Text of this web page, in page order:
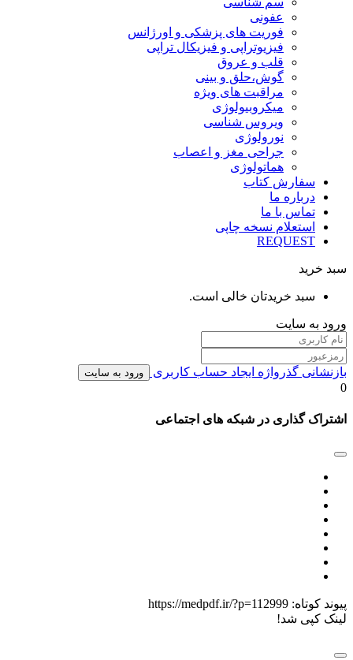
عفونی
فوریت های پزشکی و اورژانس
فیزیوتراپی و فیزیکال تراپی
قلب و عروق
گوش،حلق و بینی
مراقبت های ویژه
میکروبیولوژی
ویروس شناسی
نورولوژی
جراحی مغز و اعصاب
هماتولوژی
سفارش کتاب
درباره ما
تماس با ما
استعلام نسخه چاپی
REQUEST
سبد خرید
سبد خریدتان خالی است.
ورود به سایت
بازنشانی گذرواژه ایجاد حساب کاربری ورود به سایت
0
اشتراک گذاری در شبکه های اجتماعی
پیوند کوتاه: https://medpdf.ir/?p=112999
لینک کپی شد!